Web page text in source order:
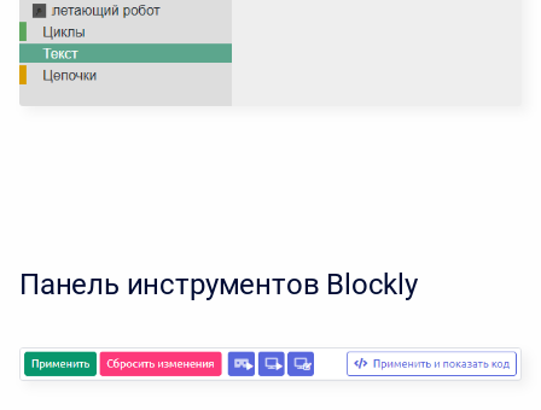
Панель инструментов Blockly